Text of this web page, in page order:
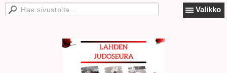
Valikko